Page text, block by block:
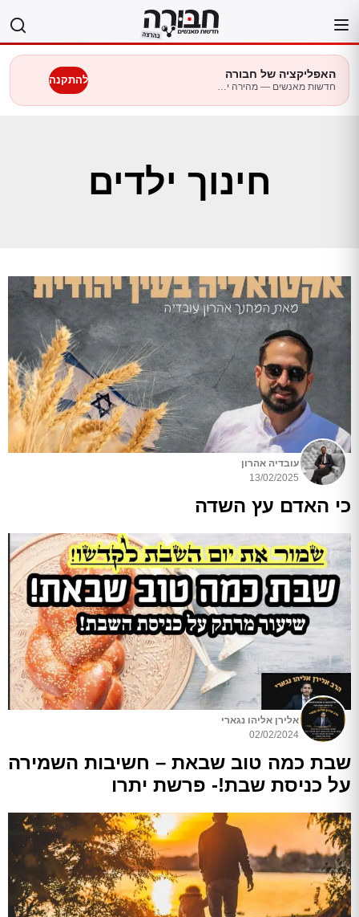
לתוכן
האפליקציה של חבורה להתקנה
חינוך ילדים
עובדיה אהרון
13/02/2025
כי האדם עץ השדה
אלירן אליהו נגארי
02/02/2024
שבת כמה טוב שבאת – חשיבות השמירה
על כניסת שבת!- פרשת יתרו